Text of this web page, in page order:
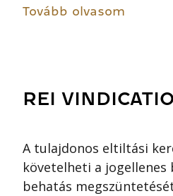
Tovább olvasom
REI VINDICATIO
A tulajdonos eltiltási
követelheti a jogellenes
behatás